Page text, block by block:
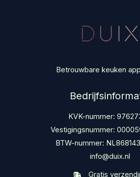
Betrouwbare keuken
KVK-nummer:
Vestigingsnummer:
BTW-nummer:
info@duix.nl
Gratis